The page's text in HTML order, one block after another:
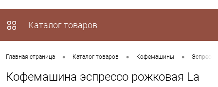
Каталог товаров
Главная страница • Каталог товаров • Кофемашины •
Кофемашина эспрессо рожковая La